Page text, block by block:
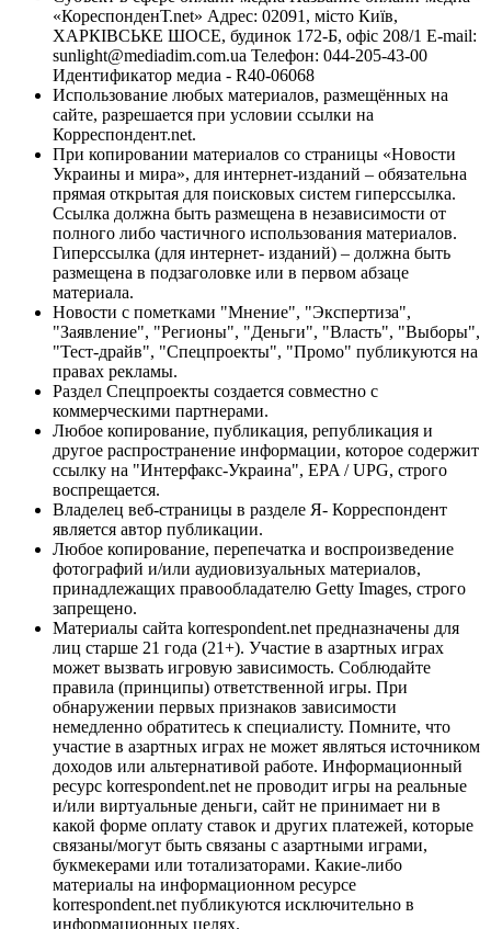
«КореспонденТ.net» Адрес: 02091, місто Київ,
ХАРКІВСЬКЕ ШОСЕ, будинок 172-Б, офіс 208/1 E-mail:
sunlight@mediadim.com.ua Телефон: 044-205-43-00
Идентификатор медиа - R40-06068
Использование любых материалов, размещённых на
сайте, разрешается при условии ссылки на
Корреспондент.net.
При копировании материалов со страницы «Новости
Украины и мира», для интернет-изданий – обязательна
прямая открытая для поисковых систем гиперссылка.
Ссылка должна быть размещена в независимости от
полного либо частичного использования материалов.
Гиперссылка (для интернет- изданий) – должна быть
размещена в подзаголовке или в первом абзаце
материала.
Новости с пометками "Мнение", "Экспертиза",
"Заявление", "Регионы", "Деньги", "Власть", "Выборы",
"Тест-драйв", "Спецпроекты", "Промо" публикуются на
правах рекламы.
Раздел Спецпроекты создается совместно с
коммерческими партнерами.
Любое копирование, публикация, републикация и
другое распространение информации, которое содержит
ссылку на "Интерфакс-Украина", EPA / UPG, строго
воспрещается.
Владелец веб-страницы в разделе Я- Корреспондент
является автор публикации.
Любое копирование, перепечатка и воспроизведение
фотографий и/или аудиовизуальных материалов,
принадлежащих правообладателю Getty Images, строго
запрещено.
Материалы сайта korrespondent.net предназначены для
лиц старше 21 года (21+). Участие в азартных играх
может вызвать игровую зависимость. Соблюдайте
правила (принципы) ответственной игры. При
обнаружении первых признаков зависимости
немедленно обратитесь к специалисту. Помните, что
участие в азартных играх не может являться источником
доходов или альтернативой работе. Информационный
ресурс korrespondent.net не проводит игры на реальные
и/или виртуальные деньги, сайт не принимает ни в
какой форме оплату ставок и других платежей, которые
связаны/могут быть связаны с азартными играми,
букмекерами или тотализаторами. Какие-либо
материалы на информационном ресурсе
korrespondent.net публикуются исключительно в
информационных целях.